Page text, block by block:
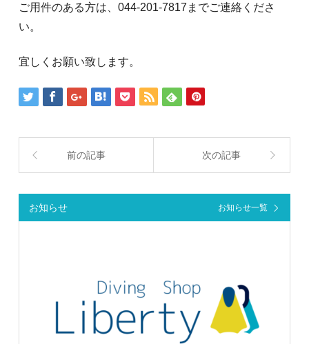
ご用件のある方は、044-201-7817までご連絡くださ
い。
宜しくお願い致します。
前の記事 次の記事
お知らせ お知らせ一覧